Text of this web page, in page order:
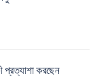
প্রত্যাশা করছেন